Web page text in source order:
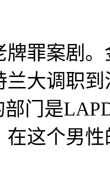
案剧。金
兰大调职
部门是
在这个男